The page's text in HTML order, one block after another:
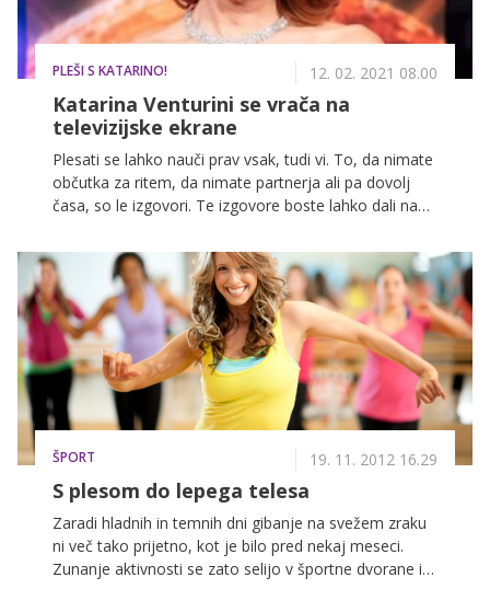
PLEŠI S KATARINO! 12. 02. 2021 08.00
Katarina Venturini se vrača na
televizijske ekrane
Plesati se lahko nauči prav vsak, tudi vi. To, da nimate
občutka za ritem, da nimate partnerja ali pa dovolj
časa, so le izgovori. Te izgovore boste lahko dali na
zaljubljencev na POP TV prihaja oddaja Pleši s
Katarino!.
ŠPORT 19. 11. 2012 16.29
S plesom do lepega telesa
Zaradi hladnih in temnih dni gibanje na svežem zraku
ni več tako prijetno, kot je bilo pred nekaj meseci.
Zunanje aktivnosti se zato selijo v športne dvorane in